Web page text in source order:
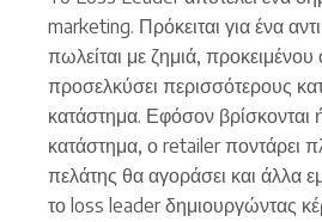
marketing. Πρόκειται για ένα
πωλείται με ζημιά,
προσελκύσει περισσότερους
κατάστημα. Εφόσον βρίσκονται
κατάστημα, ο retailer ποντάρει
πελάτης θα αγοράσει και άλλα
το loss leader δημιουργώντας